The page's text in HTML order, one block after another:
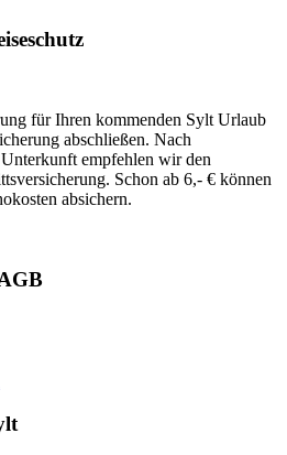
für Ihren kommenden Sylt Urlaub
abschließen. Nach
empfehlen wir den
Schon ab 6,- € können
absichern.